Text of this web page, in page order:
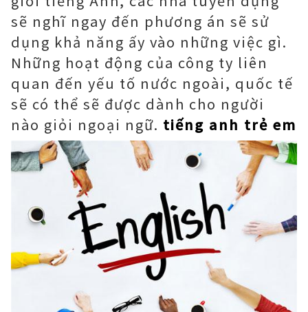
sẽ nghĩ ngay đến phương án sẽ sử
dụng khả năng ấy vào những việc gì.
Những hoạt động của công ty liên
quan đến yếu tố nước ngoài, quốc tế
sẽ có thể sẽ được dành cho người
nào giỏi ngoại ngữ. tiếng anh trẻ em